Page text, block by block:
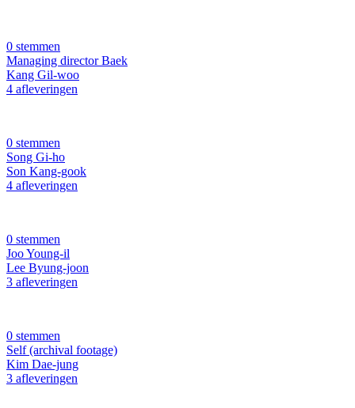
0 stemmen
Managing director Baek
Kang Gil-woo
4 afleveringen
0 stemmen
Song Gi-ho
Son Kang-gook
4 afleveringen
0 stemmen
Joo Young-il
Lee Byung-joon
3 afleveringen
0 stemmen
Self (archival footage)
Kim Dae-jung
3 afleveringen